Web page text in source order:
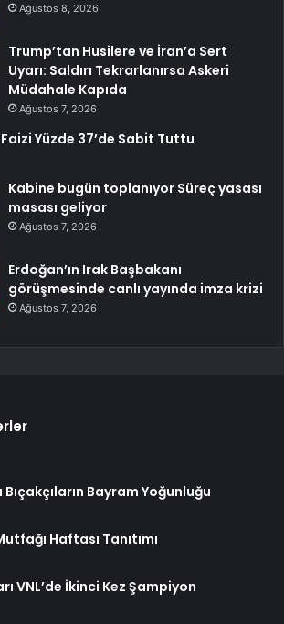
Ağustos 8, 2026
Trump’tan Husilere ve İran’a Sert
Uyarı: Saldırı Tekrarlanırsa Askeri
Müdahale Kapıda
Ağustos 7, 2026
Yüzde 37’de Sabit Tuttu
Kabine bugün toplanıyor Süreç yasası
masası geliyor
Ağustos 7, 2026
Erdoğan’ın Irak Başbakanı
görüşmesinde canlı yayında imza krizi
Ağustos 7, 2026
Bayram Yoğunluğu
Haftası Tanıtımı
VNL’de İkinci Kez Şampiyon